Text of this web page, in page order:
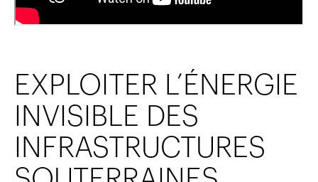
EXPLOITER L’ÉNERGIE
INVISIBLE DES
INFRASTRUCTURES